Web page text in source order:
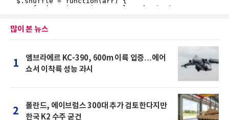
많이 본 뉴스
1
엠브라에르 KC-390, 600m 이륙 입증…에어
쇼서 이착륙 성능 과시
2
폴란드, 에이브럼스 300대 추가 검토한다지만
한국 K2 수주 굳건